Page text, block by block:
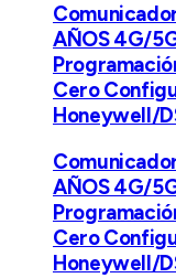
AÑOS 4G/
Cero
Honeywell/
AÑOS 4G/
Cero
Honeywell/